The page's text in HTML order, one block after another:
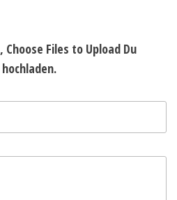
Choose Files to Upload Du